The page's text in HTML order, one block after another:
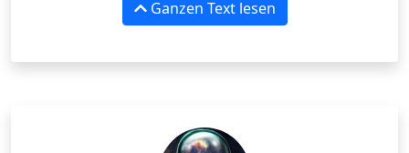
Ganzen Text lesen